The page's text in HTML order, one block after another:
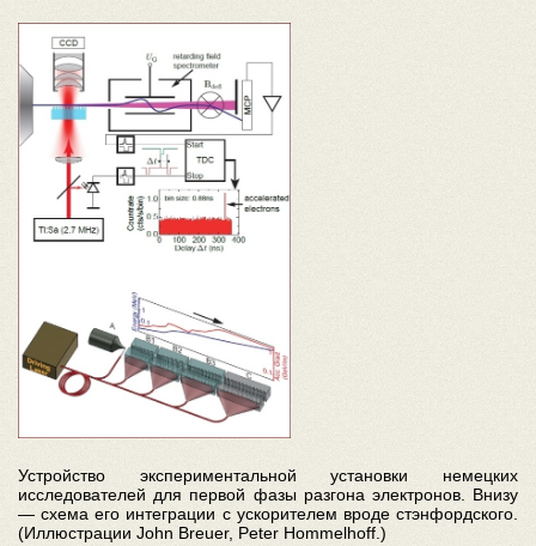
Устройство экспериментальной установки немецких
исследователей для первой фазы разгона электронов. Внизу
— схема его интеграции с ускорителем вроде стэнфордского.
(Иллюстрации John Breuer, Peter Hommelhoff.)